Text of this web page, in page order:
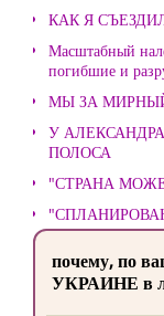
КАК Я
Масштабный
погибшие и
МЫ ЗА
У
ПОЛОСА
"СТРАНА
почему, по
УКРАИНЕ в